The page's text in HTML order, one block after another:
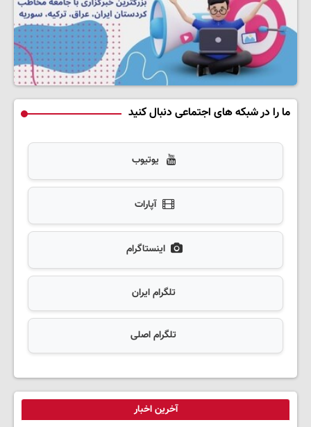
ما را در شبکه های اجتماعی دنبال کنید
یوتیوب
آپارات
اینستاگرام
تلگرام ایران
تلگرام اصلی
آخرین اخبار